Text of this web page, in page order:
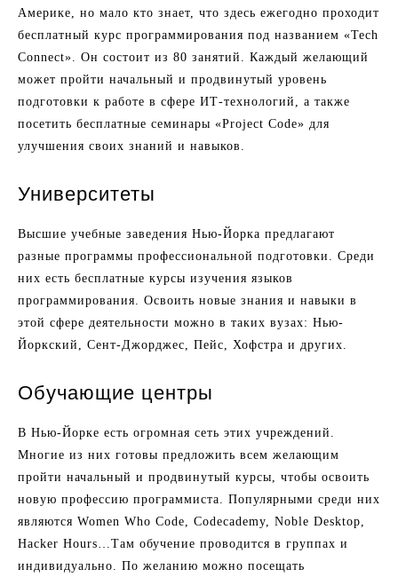
Америке, но мало кто знает, что здесь ежегодно проходит
бесплатный курс программирования под названием «Tech
Connect». Он состоит из 80 занятий. Каждый желающий
может пройти начальный и продвинутый уровень
подготовки к работе в сфере ИТ-технологий, а также
посетить бесплатные семинары «Project Code» для
улучшения своих знаний и навыков.
Университеты
Высшие учебные заведения Нью-Йорка предлагают
разные программы профессиональной подготовки. Среди
них есть бесплатные курсы изучения языков
программирования. Освоить новые знания и навыки в
этой сфере деятельности можно в таких вузах: Нью-
Йоркский, Сент-Джорджес, Пейс, Хофстра и других.
Обучающие центры
В Нью-Йорке есть огромная сеть этих учреждений.
Многие из них готовы предложить всем желающим
пройти начальный и продвинутый курсы, чтобы освоить
новую профессию программиста. Популярными среди них
являются Women Who Code, Codecademy, Noble Desktop,
Hacker Hours…Там обучение проводится в группах и
индивидуально. По желанию можно посещать